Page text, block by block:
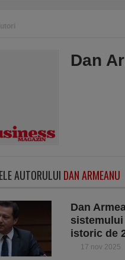
Dan
AUTORULUI DAN ARMEANU
Dan
sistemului
istoric de
17 nov 2025